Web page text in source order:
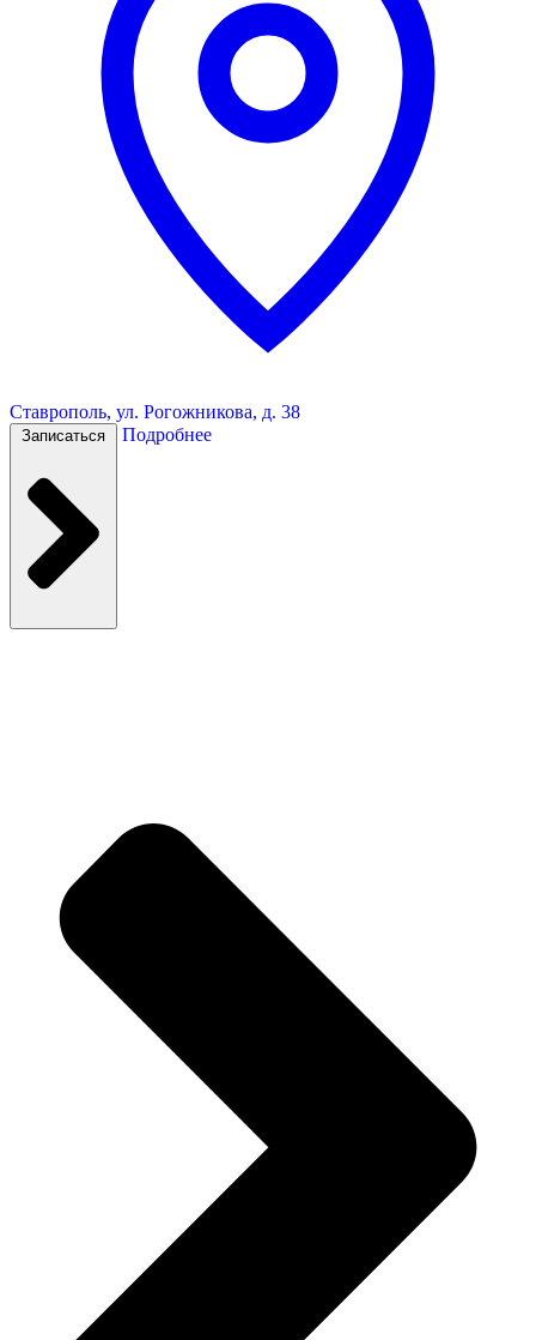
Ставрополь, ул. Рогожникова, д. 38
Записаться Подробнее